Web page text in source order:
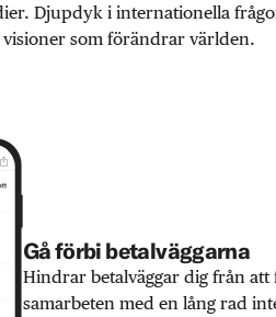
Djupdyk i internationella
som förändrar världen.
Gå förbi betalväggarna
Hindrar betalväggar dig från att
samarbeten med en lång rad